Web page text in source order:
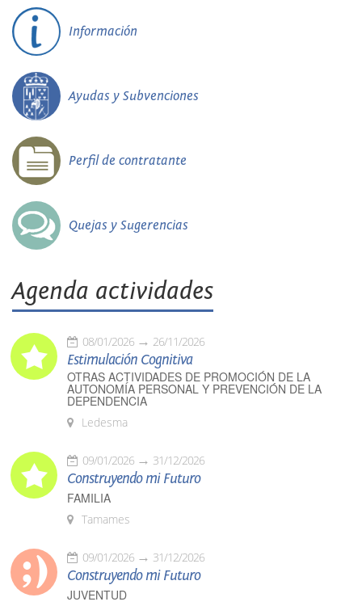
Información
Ayudas y Subvenciones
Perfil de contratante
Quejas y Sugerencias
Agenda actividades
08/01/2026 26/11/2026
Estimulación Cognitiva
OTRAS ACTIVIDADES DE PROMOCIÓN DE LA
AUTONOMÍA PERSONAL Y PREVENCIÓN DE LA
DEPENDENCIA
Ledesma
09/01/2026 31/12/2026
Construyendo mi Futuro
FAMILIA
Tamames
09/01/2026 31/12/2026
Construyendo mi Futuro
JUVENTUD